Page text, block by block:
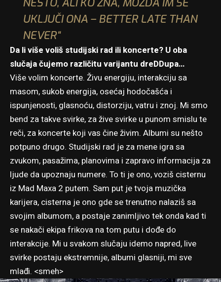
UKLJUČI ONA – BETTER LATE THAN
NEVER“
Da li više voliš studijski rad ili koncerte? U oba
slučaja čujemo različitu varijantu dreDDupa…
Više volim koncerte. Živu energiju, interakciju sa
masom, sukob energija, osećaj hodočašća i
ispunjenosti, glasnoću, distorziju, vatru i znoj. Mi smo
bend za takve svirke, za žive svirke u punom smislu te
reči, za koncerte koji vas čine živim. Albumi su nešto
potpuno drugo. Studijski rad je za mene igra sa
zvukom, pasažima, planovima i zapravo informacija za
ljude da upoznaju numere. To ti je ono, voziš cisternu
iz Mad Maxa 2 putem. Sam put je tvoja muzička
karijera, cisterna je ono gde se trenutno nalaziš sa
svojim albumom, a postaje zanimljivo tek onda kad ti
se nakači ekipa frikova na tom putu i dođe do
interakcije. Mi u svakom slučaju idemo napred, live
svirke postaju ekstremnije, albumi glasniji, mi sve
mlađi. <smeh>